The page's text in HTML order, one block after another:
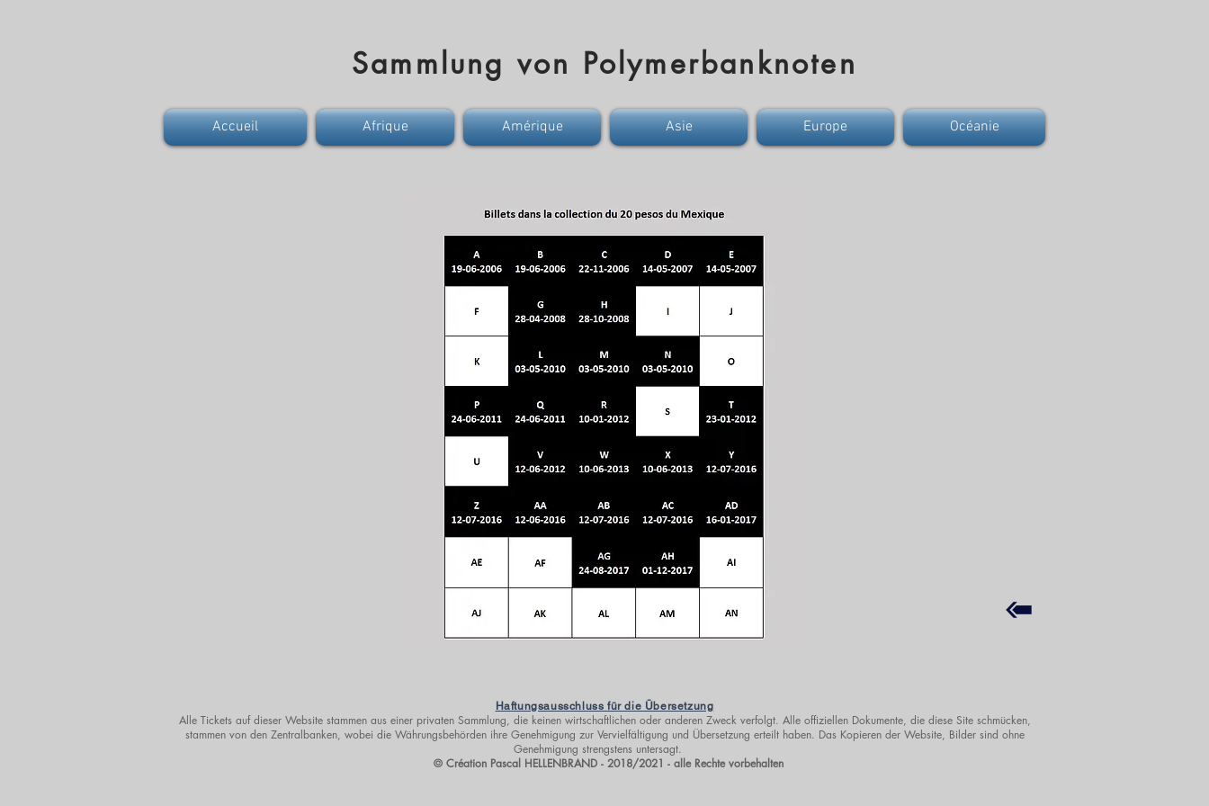
Sammlung von Polymerbanknoten
Accueil Afrique Amérique Asie Europe Océanie
Haftungsausschluss für die Übersetzung
Alle Tickets auf dieser Website stammen aus einer privaten Sammlung, die keinen wirtschaftlichen oder anderen Zweck verfolgt. Alle offiziellen Dokumente, die diese Site schmücken,
stammen von den Zentralbanken, wobei die Währungsbehörden ihre Genehmigung zur Vervielfältigung und Übersetzung erteilt haben. Das Kopieren der Website, Bilder sind ohne
Genehmigung strengstens untersagt.
© Création Pascal HELLENBRAND - 2018/2021 - alle Rechte vorbehalten